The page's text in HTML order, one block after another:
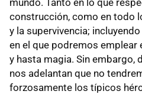
mundo. Tanto en lo que
construcción, como en todo
y la supervivencia;
en el que podremos emplear
y hasta magia. Sin embargo,
nos adelantan que no
forzosamente los típicos